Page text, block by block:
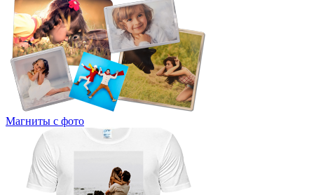
Магниты с фото